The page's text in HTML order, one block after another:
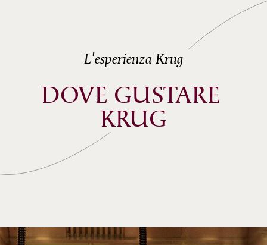
L'esperienza Krug
DOVE GUSTARE
KRUG